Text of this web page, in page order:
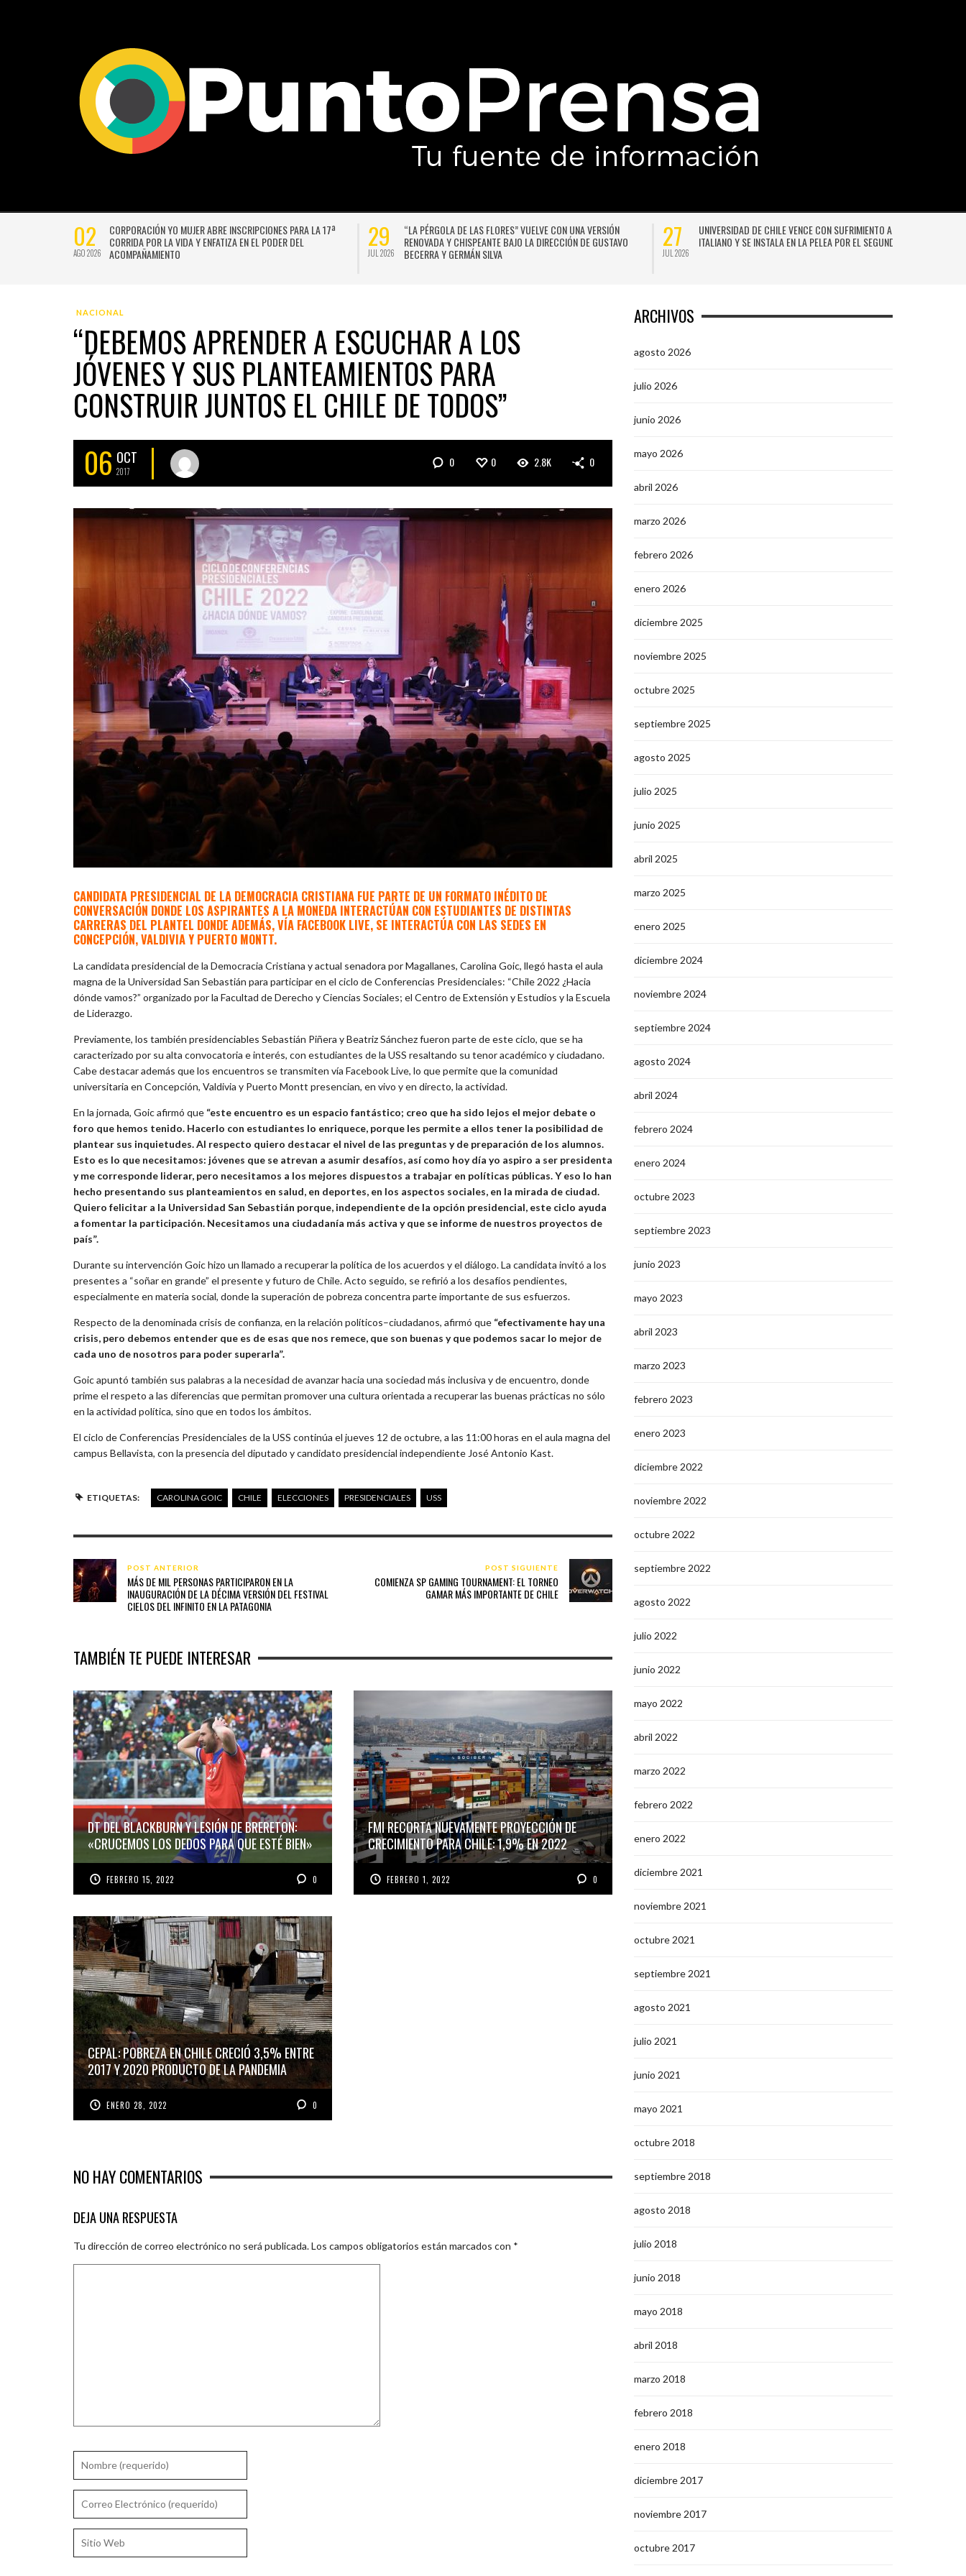
02
AGO 2026
CORPORACIÓN YO MUJER ABRE INSCRIPCIONES PARA LA 17ª
CORRIDA POR LA VIDA Y ENFATIZA EN EL PODER DEL
ACOMPAÑAMIENTO
29
JUL 2026
“LA PÉRGOLA DE LAS FLORES” VUELVE CON UNA VERSIÓN
RENOVADA Y CHISPEANTE BAJO LA DIRECCIÓN DE GUSTAVO
BECERRA Y GERMÁN SILVA
27
JUL 2026
UNIVERSIDAD DE CHILE VENCE CON SUFRIMIENTO A AUDAX
ITALIANO Y SE INSTALA EN LA PELEA POR EL SEGUNDO LUGAR
NACIONAL
“DEBEMOS APRENDER A ESCUCHAR A LOS
JÓVENES Y SUS PLANTEAMIENTOS PARA
CONSTRUIR JUNTOS EL CHILE DE TODOS”
06 OCT
2017
0 0 2.8K 0
CANDIDATA PRESIDENCIAL DE LA DEMOCRACIA CRISTIANA FUE PARTE DE UN FORMATO INÉDITO DE
CONVERSACIÓN DONDE LOS ASPIRANTES A LA MONEDA INTERACTÚAN CON ESTUDIANTES DE DISTINTAS
CARRERAS DEL PLANTEL DONDE ADEMÁS, VÍA FACEBOOK LIVE, SE INTERACTÚA CON LAS SEDES EN
CONCEPCIÓN, VALDIVIA Y PUERTO MONTT.
La candidata presidencial de la Democracia Cristiana y actual senadora por Magallanes, Carolina Goic, llegó hasta el aula
magna de la Universidad San Sebastián para participar en el ciclo de Conferencias Presidenciales: “Chile 2022 ¿Hacia
dónde vamos?” organizado por la Facultad de Derecho y Ciencias Sociales; el Centro de Extensión y Estudios y la Escuela
de Liderazgo.
Previamente, los también presidenciables Sebastián Piñera y Beatriz Sánchez fueron parte de este ciclo, que se ha
caracterizado por su alta convocatoria e interés, con estudiantes de la USS resaltando su tenor académico y ciudadano.
Cabe destacar además que los encuentros se transmiten vía Facebook Live, lo que permite que la comunidad
universitaria en Concepción, Valdivia y Puerto Montt presencian, en vivo y en directo, la actividad.
En la jornada, Goic afirmó que “este encuentro es un espacio fantástico; creo que ha sido lejos el mejor debate o
foro que hemos tenido. Hacerlo con estudiantes lo enriquece, porque les permite a ellos tener la posibilidad de
plantear sus inquietudes. Al respecto quiero destacar el nivel de las preguntas y de preparación de los alumnos.
Esto es lo que necesitamos: jóvenes que se atrevan a asumir desafíos, así como hoy día yo aspiro a ser presidenta
y me corresponde liderar, pero necesitamos a los mejores dispuestos a trabajar en políticas públicas. Y eso lo han
hecho presentando sus planteamientos en salud, en deportes, en los aspectos sociales, en la mirada de ciudad.
Quiero felicitar a la Universidad San Sebastián porque, independiente de la opción presidencial, este ciclo ayuda
a fomentar la participación. Necesitamos una ciudadanía más activa y que se informe de nuestros proyectos de
país”.
Durante su intervención Goic hizo un llamado a recuperar la política de los acuerdos y el diálogo. La candidata invitó a los
presentes a “soñar en grande” el presente y futuro de Chile. Acto seguido, se refirió a los desafíos pendientes,
especialmente en materia social, donde la superación de pobreza concentra parte importante de sus esfuerzos.
Respecto de la denominada crisis de confianza, en la relación políticos–ciudadanos, afirmó que “efectivamente hay una
crisis, pero debemos entender que es de esas que nos remece, que son buenas y que podemos sacar lo mejor de
cada uno de nosotros para poder superarla”.
Goic apuntó también sus palabras a la necesidad de avanzar hacia una sociedad más inclusiva y de encuentro, donde
prime el respeto a las diferencias que permitan promover una cultura orientada a recuperar las buenas prácticas no sólo
en la actividad política, sino que en todos los ámbitos.
El ciclo de Conferencias Presidenciales de la USS continúa el jueves 12 de octubre, a las 11:00 horas en el aula magna del
campus Bellavista, con la presencia del diputado y candidato presidencial independiente José Antonio Kast.
ETIQUETAS: CAROLINA GOIC CHILE ELECCIONES PRESIDENCIALES USS
POST ANTERIOR
MÁS DE MIL PERSONAS PARTICIPARON EN LA
INAUGURACIÓN DE LA DÉCIMA VERSIÓN DEL FESTIVAL
CIELOS DEL INFINITO EN LA PATAGONIA
POST SIGUIENTE
COMIENZA SP GAMING TOURNAMENT: EL TORNEO
GAMAR MÁS IMPORTANTE DE CHILE
TAMBIÉN TE PUEDE INTERESAR
DT DEL BLACKBURN Y LESIÓN DE BRERETON:
«CRUCEMOS LOS DEDOS PARA QUE ESTÉ BIEN»
FEBRERO 15, 2022 0
FMI RECORTA NUEVAMENTE PROYECCIÓN DE
CRECIMIENTO PARA CHILE: 1,9% EN 2022
FEBRERO 1, 2022 0
CEPAL: POBREZA EN CHILE CRECIÓ 3,5% ENTRE
2017 Y 2020 PRODUCTO DE LA PANDEMIA
ENERO 28, 2022 0
NO HAY COMENTARIOS
DEJA UNA RESPUESTA
Tu dirección de correo electrónico no será publicada.Los campos obligatorios están marcados con *
ARCHIVOS
agosto 2026
julio 2026
junio 2026
mayo 2026
abril 2026
marzo 2026
febrero 2026
enero 2026
diciembre 2025
noviembre 2025
octubre 2025
septiembre 2025
agosto 2025
julio 2025
junio 2025
abril 2025
marzo 2025
enero 2025
diciembre 2024
noviembre 2024
septiembre 2024
agosto 2024
abril 2024
febrero 2024
enero 2024
octubre 2023
septiembre 2023
junio 2023
mayo 2023
abril 2023
marzo 2023
febrero 2023
enero 2023
diciembre 2022
noviembre 2022
octubre 2022
septiembre 2022
agosto 2022
julio 2022
junio 2022
mayo 2022
abril 2022
marzo 2022
febrero 2022
enero 2022
diciembre 2021
noviembre 2021
octubre 2021
septiembre 2021
agosto 2021
julio 2021
junio 2021
mayo 2021
octubre 2018
septiembre 2018
agosto 2018
julio 2018
junio 2018
mayo 2018
abril 2018
marzo 2018
febrero 2018
enero 2018
diciembre 2017
noviembre 2017
octubre 2017